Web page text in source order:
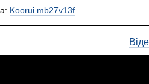
Koorui mb27v13f